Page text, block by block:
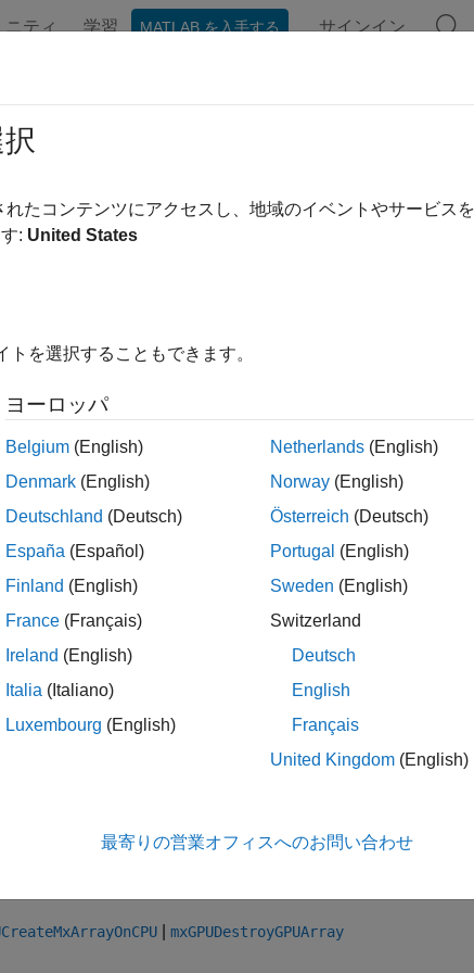
ニティ 学習 MATLAB を入手する サインイン
(C)
ータを MATLAB に返すための mxArray を作成する
mxGPUCreateMxArrayOnGPU(mxGPUArray const * const
へのポインター。
データが含まれる オブジェクトへのポインター。
は MATLAB への戻り値として
に返されるクラスは
となります。この呼
め、破棄することができます。
mxGPUDestroyGPUArray
たコンテンツにアクセスし、地域のイベントやサービス
: United States
を選択することもできます。
ヨーロッパ
Belgium (English)
Denmark (English)
Deutschland (Deutsch)
España (Español)
Finland (English)
France (Français)
Ireland (English)
Italia (Italiano)
Luxembourg (English)
Netherlands (English)
Norway (English)
Österreich (Deutsch)
Portugal (English)
Sweden (English)
Switzerland
Deutsch
English
Français
United Kingdom (English)
最寄りの営業オフィスへのお問い合わせ